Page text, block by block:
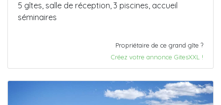
5 gîtes, salle de réception, 3 piscines, accueil
séminaires
Propriétaire de ce grand gîte ?
Créez votre annonce GitesXXL !